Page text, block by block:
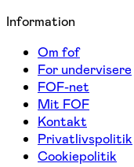
Information
Om fof
For undervisere
FOF-net
Mit FOF
Kontakt
Privatlivspolitik
Cookiepolitik